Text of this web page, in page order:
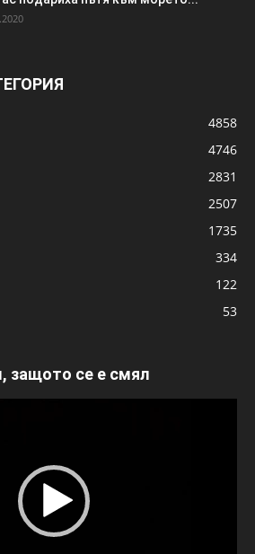
4858
4746
2831
2507
1735
334
122
53
защото се е смял